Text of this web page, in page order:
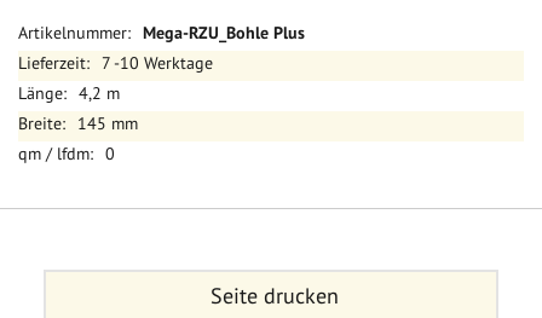
Mehr
Informationen
Mega-RZU_Bohle Plus
7 -10 Werktage
4,2 m
145 mm
0
Seite drucken